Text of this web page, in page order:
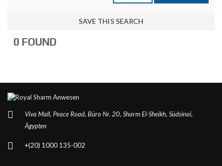
SAVE THIS SEARCH
0 FOUND
Viva Mall, Peace Road, Büro Nr. 20, Sharm El-Sheikh, Südsinai,
Ägypten
+(20) 1000 135-002